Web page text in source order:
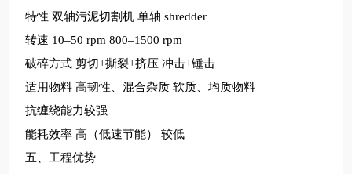
特性 双轴污泥切割机 单轴 shredder
转速 10–50 rpm 800–1500 rpm
破碎方式 剪切+撕裂+挤压 冲击+锤击
适用物料 高韧性、混合杂质 软质、均质物料
抗缠绕能力较强
能耗效率 高（低速节能）
较低
五、工程优势